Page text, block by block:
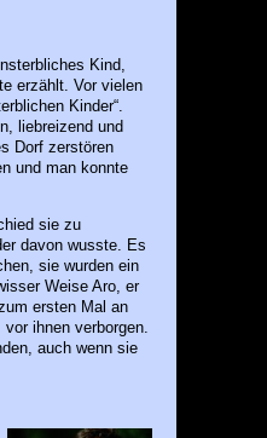
Kind,
erzählt. Vor vielen
Kinder“.
liebreizend und
Dorf zerstören
und man konnte
sie zu
davon wusste. Es
sie wurden ein
Weise Aro, er
ersten Mal an
ihnen verborgen.
auch wenn sie